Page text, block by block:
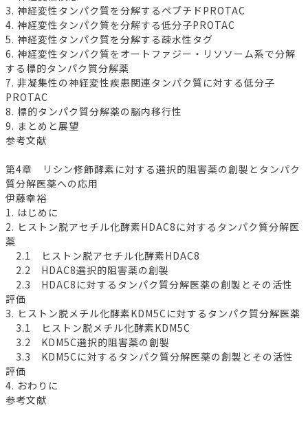
3. 神経変性タンパク質を分解するペプチドPROTAC
4. 神経変性タンパク質を分解する低分子PROTAC
5. 神経変性タンパク質を分解する疎水性タグ
6. 神経変性タンパク質をオートファジー・リソソーム系で分解
する標的タンパク質分解薬
7. 非凝集性の神経変性疾患関連タンパク質に対する低分子
PROTAC
8. 標的タンパク質分解薬の脳内移行性
9. まとめと展望
参考文献
第4章 リシン修飾酵素に対する選択的阻害薬の創製とタンパク
質分解医薬への応用
伊藤幸裕
1. はじめに
2. ヒストン脱アセチル化酵素HDAC8に対するタンパク質分解医
薬
2.1 ヒストン脱アセチル化酵素HDAC8
2.2 HDAC8選択的阻害薬の創製
2.3 HDAC8に対するタンパク質分解医薬の創製とその活性
評価
3. ヒストン脱メチル化酵素KDM5Cに対するタンパク質分解医薬
3.1 ヒストン脱メチル化酵素KDM5C
3.2 KDM5C選択的阻害薬の創製
3.3 KDM5Cに対するタンパク質分解医薬の創製とその活性
評価
4. おわりに
参考文献